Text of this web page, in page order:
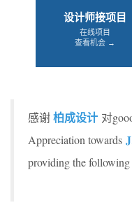
设计师接项目
在线项目
查看机会 →
感谢柏成设计 对
Appreciation towards
providing the following